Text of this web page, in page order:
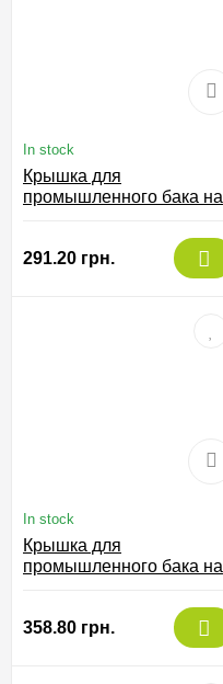
In stock
Крышка для
промышленного бака на
291.20 грн.
In stock
Крышка для
промышленного бака на
358.80 грн.